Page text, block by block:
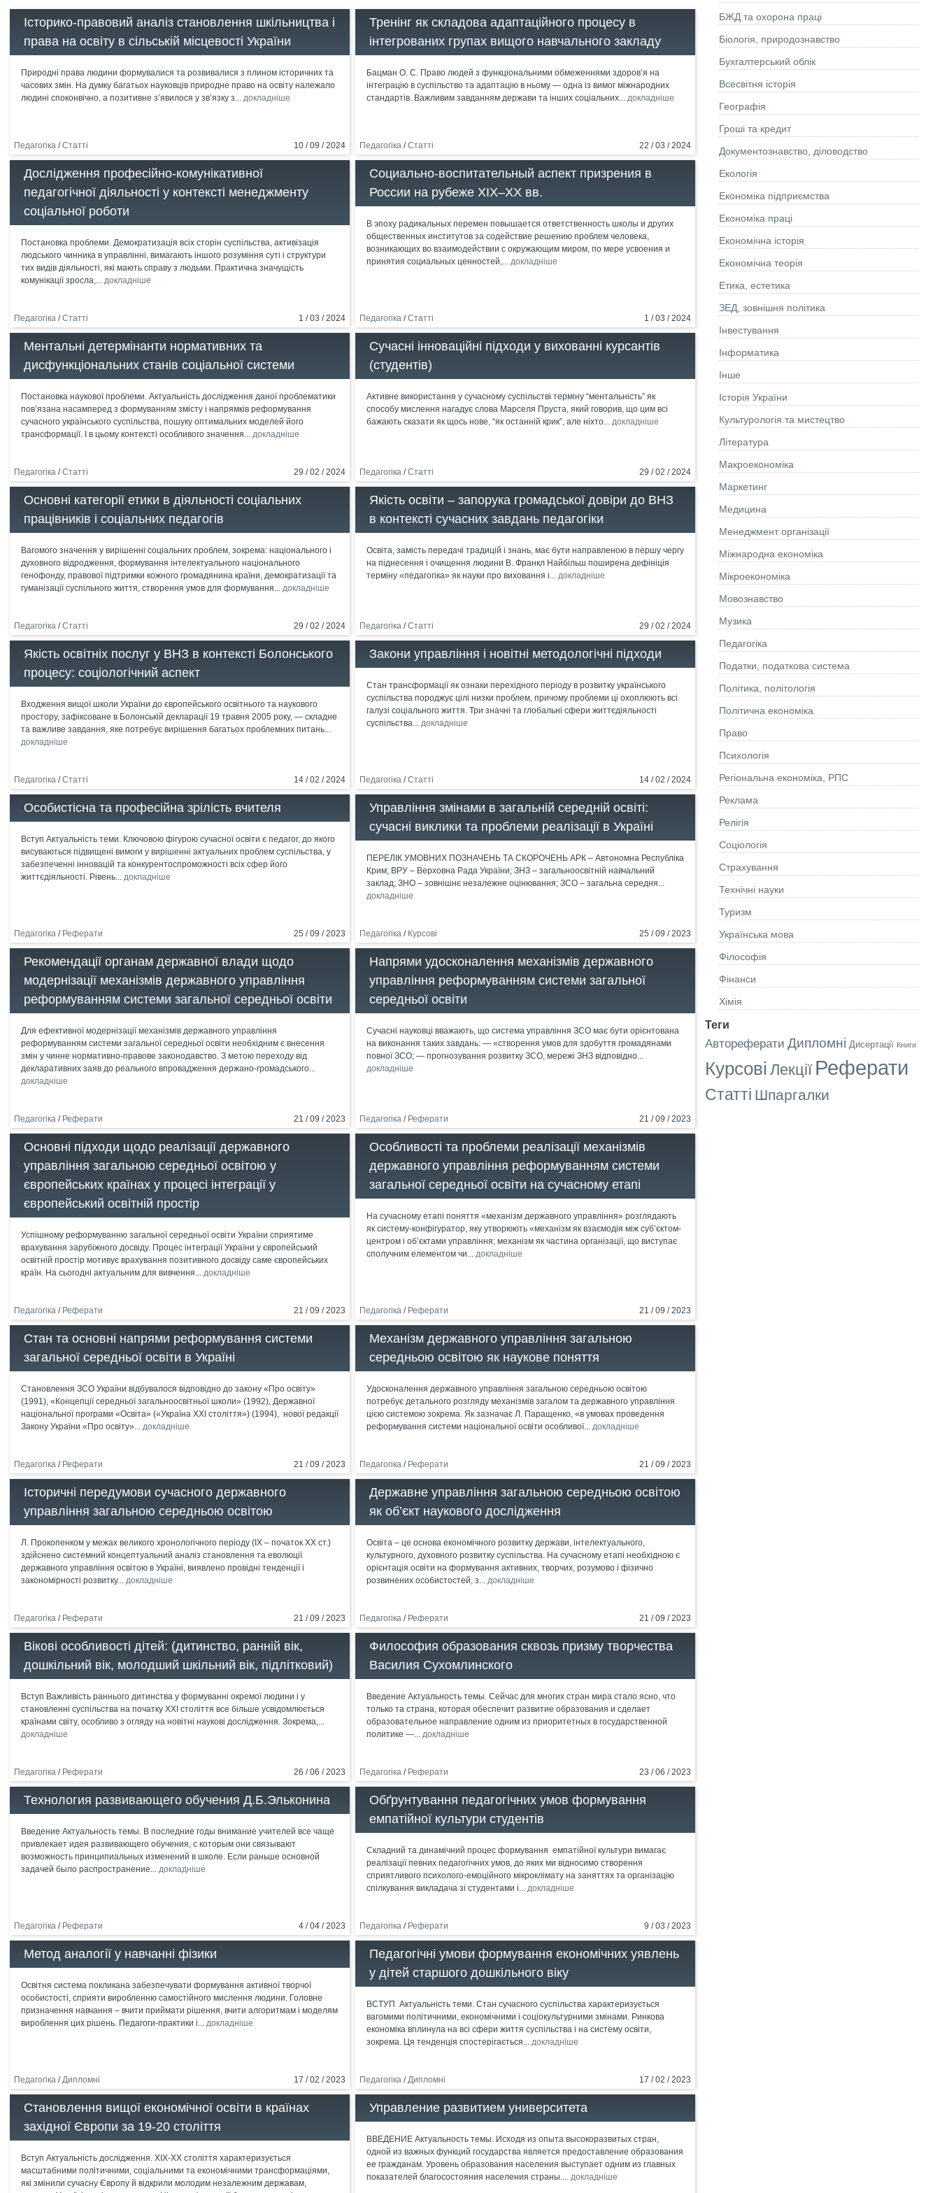
Історико-правовий аналіз становлення шкільництва і
права на освіту в сільській місцевості України
Природні права людини формувалися та розвивалися з плином історичних та
часових змін. На думку багатьох науковців природне право на освіту належало
людині споконвічно, а позитивне з’явилося у зв’язку з... докладніше
Педагогіка /Статті 10 / 09 / 2024
Тренінг як складова адаптаційного процесу в
інтегрованих групах вищого навчального закладу
Бацман О. С. Право людей з функціональними обмеженнями здоров’я на
інтеграцію в суспільство та адаптацію в ньому — одна із вимог міжнародних
стандартів. Важливим завданням держави та інших соціальних... докладніше
Педагогіка /Статті 22 / 03 / 2024
Дослідження професійно-комунікативної
педагогічної діяльності у контексті менеджменту
соціальної роботи
Постановка проблеми. Демократизація всіх сторін суспільства, активізація
людського чинника в управлінні, вимагають іншого розуміння суті і структури
тих видів діяльності, які мають справу з людьми. Практична значущість
комунікації зросла,... докладніше
Педагогіка /Статті 1 / 03 / 2024
Социально-воспитательный аспект призрения в
России на рубеже XIX–XX вв.
В эпоху радикальных перемен повышается ответственность школы и других
общественных институтов за содействие решению проблем человека,
возникающих во взаимодействии с окружающим миром, по мере усвоения и
принятия социальных ценностей,... докладніше
Педагогіка /Статті 1 / 03 / 2024
Ментальні детермінанти нормативних та
дисфункціональних станів соціальної системи
Постановка наукової проблеми. Актуальність дослідження даної проблематики
пов’язана насамперед з формуванням змісту і напрямків реформування
сучасного українського суспільства, пошуку оптимальних моделей його
трансформації. І в цьому контексті особливого значення... докладніше
Педагогіка /Статті 29 / 02 / 2024
Сучасні інноваційні підходи у вихованні курсантів
(студентів)
Активне використання у сучасному суспільстві терміну “ментальність” як
способу мислення нагадує слова Марселя Пруста, який говорив, що цим всі
бажають сказати як щось нове, “як останній крик”, але ніхто... докладніше
Педагогіка /Статті 29 / 02 / 2024
Основні категорії етики в діяльності соціальних
працівників і соціальних педагогів
Вагомого значення у вирішенні соціальних проблем, зокрема: національного і
духовного відродження, формування інтелектуального національного
генофонду, правової підтримки кожного громадянина країни, демократизації та
гуманізації суспільного життя, створення умов для формування... докладніше
Педагогіка /Статті 29 / 02 / 2024
Якість освіти – запорука громадської довіри до ВНЗ
в контексті сучасних завдань педагогіки
Освіта, замість передачі традицій і знань, має бути направленою в першу чергу
на піднесення і очищення людини В. Франкл Найбільш поширена дефініція
терміну «педагогіка» як науки про виховання і... докладніше
Педагогіка /Статті 29 / 02 / 2024
Якість освітніх послуг у ВНЗ в контексті Болонського
процесу: соціологічний аспект
Входження вищої школи України до європейського освітнього та наукового
простору, зафіксоване в Болонській декларації 19 травня 2005 року, — складне
та важливе завдання, яке потребує вирішення багатьох проблемних питань...
докладніше
Педагогіка /Статті 14 / 02 / 2024
Закони управління і новітні методологічні підходи
Стан трансформації як ознаки перехідного періоду в розвитку українського
суспільства породжує цілі низки проблем, причому проблеми ці охоплюють всі
галузі соціального життя. Три значні та глобальні сфери життєдіяльності
суспільства... докладніше
Педагогіка /Статті 14 / 02 / 2024
Особистісна та професійна зрілість вчителя
Вступ Актуальність теми. Ключовою фігурою сучасної освіти є педагог, до якого
висуваються підвищені вимоги у вирішенні актуальних проблем суспільства, у
забезпеченні інновацій та конкурентоспроможності всіх сфер його
життєдіяльності. Рівень... докладніше
Педагогіка / Реферати 25 / 09 / 2023
Управління змінами в загальній середній освіті:
сучасні виклики та проблеми реалізації в Україні
ПЕРЕЛІК УМОВНИХ ПОЗНАЧЕНЬ ТА СКОРОЧЕНЬ АРК – Автономна Республіка
Крим; ВРУ – Верховна Рада України; ЗНЗ – загальноосвітній навчальний
заклад; ЗНО – зовнішнє незалежне оцінювання; ЗСО – загальна середня...
докладніше
Педагогіка / Курсові 25 / 09 / 2023
Рекомендації органам державної влади щодо
модернізації механізмів державного управління
реформуванням системи загальної середньої освіти
Для ефективної модернізації механізмів державного управління
реформуванням системи загальної середньої освіти необхідним є внесення
змін у чинне нормативно-правове законодавство. З метою переходу від
декларативних заяв до реального впровадження держано-громадського...
докладніше
Педагогіка / Реферати 21 / 09 / 2023
Напрями удосконалення механізмів державного
управління реформуванням системи загальної
середньої освіти
Сучасні науковці вважають, що система управління ЗСО має бути орієнтована
на виконання таких завдань: — «створення умов для здобуття громадянами
повної ЗСО; — прогнозування розвитку ЗСО, мережі ЗНЗ відповідно...
докладніше
Педагогіка / Реферати 21 / 09 / 2023
Основні підходи щодо реалізації державного
управління загальною середньої освітою у
європейських країнах у процесі інтеграції у
європейський освітній простір
Успішному реформуванню загальної середньої освіти України сприятиме
врахування зарубіжного досвіду. Процес інтеграції України у європейський
освітній простір мотивує врахування позитивного досвіду саме європейських
країн. На сьогодні актуальним для вивчення... докладніше
Педагогіка / Реферати 21 / 09 / 2023
Особливості та проблеми реалізації механізмів
державного управління реформуванням системи
загальної середньої освіти на сучасному етапі
На сучасному етапі поняття «механізм державного управління» розглядають
як систему-конфігуратор, яку утворюють «механізм як взаємодія між суб’єктом-
центром і об’єктами управління; механізм як частина організації, що виступає
сполучним елементом чи... докладніше
Педагогіка / Реферати 21 / 09 / 2023
Стан та основні напрями реформування системи
загальної середньої освіти в Україні
Становлення ЗСО України відбувалося відповідно до закону «Про освіту»
(1991), «Концепції середньої загальноосвітньої школи» (1992), Державної
національної програми «Освіта» («Україна ХХІ століття») (1994), нової редакції
Закону України «Про освіту»... докладніше
Педагогіка / Реферати 21 / 09 / 2023
Механізм державного управління загальною
середньою освітою як наукове поняття
Удосконалення державного управління загальною середньою освітою
потребує детального розгляду механізмів загалом та державного управління
цією системою зокрема. Як зазначає Л. Паращенко, «в умовах проведення
реформування системи національної освіти особливої... докладніше
Педагогіка / Реферати 21 / 09 / 2023
Історичні передумови сучасного державного
управління загальною середньою освітою
Л. Прокопенком у межах великого хронологічного періоду (ІХ – початок ХХ ст.)
здійснено системний концептуальний аналіз становлення та еволюції
державного управління освітою в Україні, виявлено провідні тенденції і
закономірності розвитку... докладніше
Педагогіка / Реферати 21 / 09 / 2023
Державне управління загальною середньою освітою
як об’єкт наукового дослідження
Освіта – це основа економічного розвитку держави, інтелектуального,
культурного, духовного розвитку суспільства. На сучасному етапі необхідною є
орієнтація освіти на формування активних, творчих, розумово і фізично
розвинених особистостей, з... докладніше
Педагогіка / Реферати 21 / 09 / 2023
Вікові особливості дітей: (дитинство, ранній вік,
дошкільний вік, молодший шкільний вік, підлітковий)
Вступ Важливість раннього дитинства у формуванні окремої людини і у
становленні суспільства на початку ХХІ століття все більше усвідомлюється
країнами світу, особливо з огляду на новітні наукові дослідження. Зокрема,...
докладніше
Педагогіка / Реферати 26 / 06 / 2023
Философия образования сквозь призму творчества
Василия Сухомлинского
Введение Актуальность темы. Сейчас для многих стран мира стало ясно, что
только та страна, которая обеспечит развитие образования и сделает
образовательное направление одним из приоритетных в государственной
политике —... докладніше
Педагогіка / Реферати 23 / 06 / 2023
Технология развивающего обучения Д.Б.Эльконина
Введение Актуальность темы. В последние годы внимание учителей все чаще
привлекает идея развивающего обучения, с которым они связывают
возможность принципиальных изменений в школе. Если раньше основной
задачей было распространение... докладніше
Педагогіка / Реферати 4 / 04 / 2023
Обґрунтування педагогічних умов формування
емпатійної культури студентів
Складний та динамічний процес формування емпатійної культури вимагає
реалізації певних педагогічних умов, до яких ми відносимо створення
сприятливого психолого-емоційного мікроклімату на заняттях та організацію
спілкування викладача зі студентами і... докладніше
Педагогіка / Реферати 9 / 03 / 2023
Метод аналогії у навчанні фізики
Освітня система покликана забезпечувати формування активної творчої
особистості, сприяти виробленню самостійного мислення людини. Головне
призначення навчання – вчити приймати рішення, вчити алгоритмам і моделям
вироблення цих рішень. Педагоги-практики і... докладніше
Педагогіка /Дипломні 17 / 02 / 2023
Педагогічні умови формування економічних уявлень
у дітей старшого дошкільного віку
ВСТУП Актуальність теми. Стан сучасного суспільства характеризується
вагомими політичними, економічними і соціокультурними змінами. Ринкова
економіка вплинула на всі сфери життя суспільства і на систему освіти,
зокрема. Ця тенденція спостерігається... докладніше
Педагогіка /Дипломні 17 / 02 / 2023
Становлення вищої економічної освіти в країнах
західної Європи за 19-20 століття
Вступ Актуальність дослідження. ХІХ-ХХ століття характеризується
масштабними політичними, соціальними та економічними трансформаціями,
які змінили сучасну Європу й відкрили молодим незалежним державам,
Управление развитием университета
ВВЕДЕНИЕ Актуальность темы. Исходя из опыта высокоразвитых стран,
одной из важных функций государства является предоставление образования
ее гражданам. Уровень образования населения выступает одним из главных
показателей благосостояния населения страны.... докладніше
БЖД та охорона праці
Біологія, природознавство
Бухгалтерський облік
Всесвітня історія
Географія
Гроші та кредит
Документознавство, діловодство
Екологія
Економіка підприємства
Економіка праці
Економічна історія
Економічна теорія
Етика, естетика
ЗЕД, зовнішня політика
Інвестування
Інформатика
Інше
Історія України
Культурологія та мистецтво
Літературa
Макроекономіка
Маркетинг
Медицина
Менеджмент організації
Міжнародна економіка
Мікроекономіка
Мовознавство
Музика
Педагогіка
Податки, податкова система
Політика, політологія
Політична економіка
Право
Психологія
Регіональна економіка, РПС
Реклама
Релігія
Соціологія
Страхування
Технічні науки
Туризм
Українська мова
Філософія
Фінанси
Хімія
Теги
Автореферати Дипломні Дисертації Книги
Курсові Лекції Реферати
Статті Шпаргалки